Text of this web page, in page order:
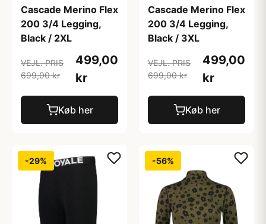
Cascade Merino Flex
200 3/4 Legging,
Black / 2XL
VEJL. PRIS
699,00 kr
499,00
kr
Køb her
Cascade Merino Flex
200 3/4 Legging,
Black / 3XL
VEJL. PRIS
699,00 kr
499,00
kr
Køb her
-29% -56%